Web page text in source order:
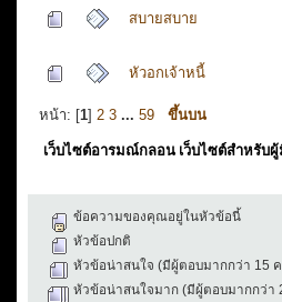
สบายสบาย
หัวอกเจ้าหนี้
หน้า: [1] 2 3 ... 59 ขึ้นบน
เว็บไซต์อารมณ์กลอน เว็บไซต์สำหรับ
ข้อความของคุณอยู่ในหัวข้อนี้
หัวข้อปกติ
หัวข้อน่าสนใจ (มีผู้ตอบมากกว่า 15 ค
หัวข้อน่าสนใจมาก (มีผู้ตอบมากกว่า